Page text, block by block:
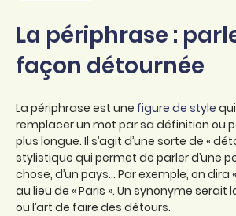
La périphrase :
façon détournée
La périphrase est une figure de style
remplacer un mot par sa définition ou
plus longue. Il s’agit d’une sorte de «
stylistique qui permet de parler d’une
chose, d’un pays… Par exemple, on dira
au lieu de « Paris ». Un synonyme serait
ou l’art de faire des détours.